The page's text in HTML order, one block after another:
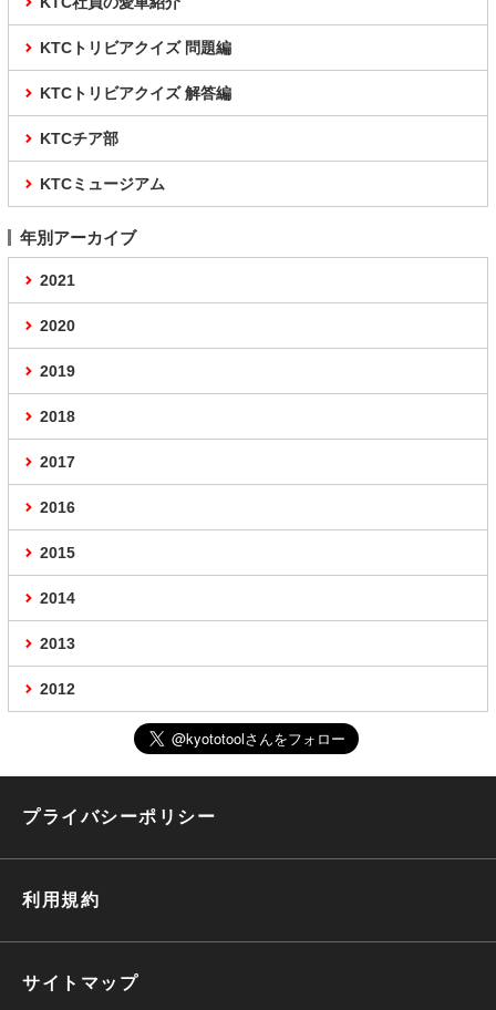
KTCトリビアクイズ 問題編
KTCトリビアクイズ 解答編
KTCチア部
KTCミュージアム
年別アーカイブ
2021
2020
2019
2018
2017
2016
2015
2014
2013
2012
プライバシーポリシー
利用規約
サイトマップ